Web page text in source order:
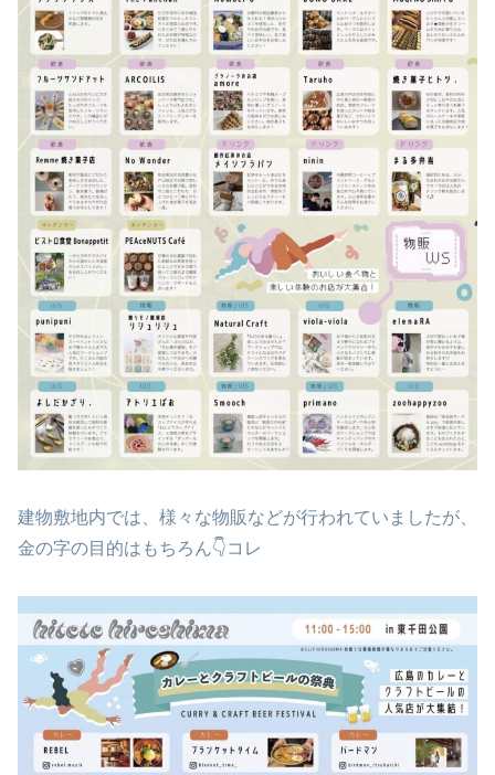
建物敷地内では、様々な物販などが行われていましたが、
金の字の目的はもちろん👇コレ